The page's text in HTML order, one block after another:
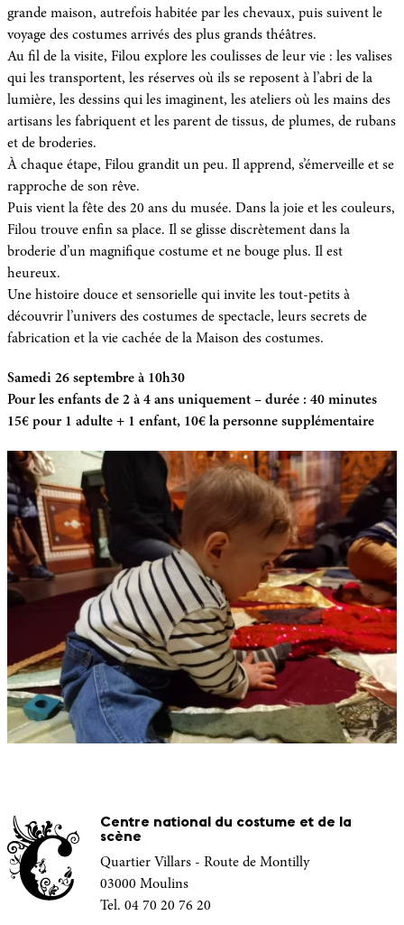
grande maison, autrefois habitée par les chevaux, puis suivent le
voyage des costumes arrivés des plus grands théâtres.
Au fil de la visite, Filou explore les coulisses de leur vie : les valises
qui les transportent, les réserves où ils se reposent à l’abri de la
lumière, les dessins qui les imaginent, les ateliers où les mains des
artisans les fabriquent et les parent de tissus, de plumes, de rubans
et de broderies.
À chaque étape, Filou grandit un peu. Il apprend, s’émerveille et se
rapproche de son rêve.
Puis vient la fête des 20 ans du musée. Dans la joie et les couleurs,
Filou trouve enfin sa place. Il se glisse discrètement dans la
broderie d’un magnifique costume et ne bouge plus. Il est
heureux.
Une histoire douce et sensorielle qui invite les tout-petits à
découvrir l’univers des costumes de spectacle, leurs secrets de
fabrication et la vie cachée de la Maison des costumes.
Samedi 26 septembre à 10h30
Pour les enfants de 2 à 4 ans uniquement – durée : 40 minutes
15€ pour 1 adulte + 1 enfant, 10€ la personne supplémentaire
Centre national du costume et de la
scène
Quartier Villars - Route de Montilly
03000 Moulins
Tel. 04 70 20 76 20